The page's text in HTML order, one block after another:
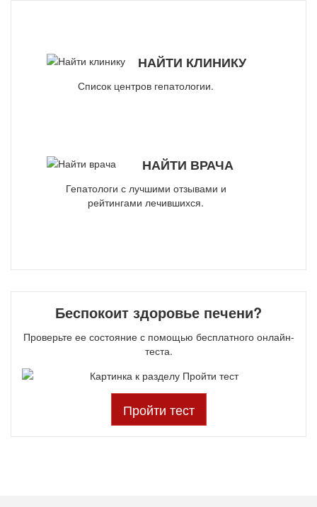
НАЙТИ КЛИНИКУ
Список центров гепатологии.
НАЙТИ ВРАЧА
Гепатологи с лучшими отзывами и
рейтингами лечившихся.
Беспокоит здоровье печени?
Проверьте ее состояние с помощью бесплатного онлайн-
теста.
Пройти тест